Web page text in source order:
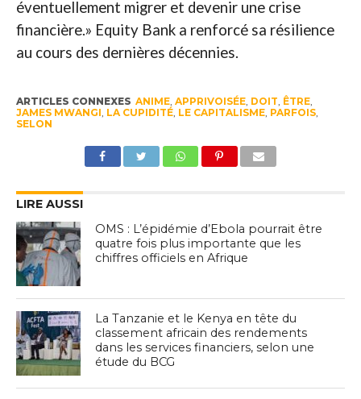
éventuellement migrer et devenir une crise
financière.» Equity Bank a renforcé sa résilience
au cours des dernières décennies.
ARTICLES CONNEXES ANIME, APPRIVOISÉE, DOIT ÊTRE,
JAMES MWANGI LA CUPIDITÉ, LE CAPITALISME, PARFOIS,
SELON
LIRE AUSSI
OMS : L’épidémie d’Ebola pourrait être
quatre fois plus importante que les
chiffres officiels en Afrique
La Tanzanie et le Kenya en tête du
classement africain des rendements
dans les services financiers, selon une
étude du BCG